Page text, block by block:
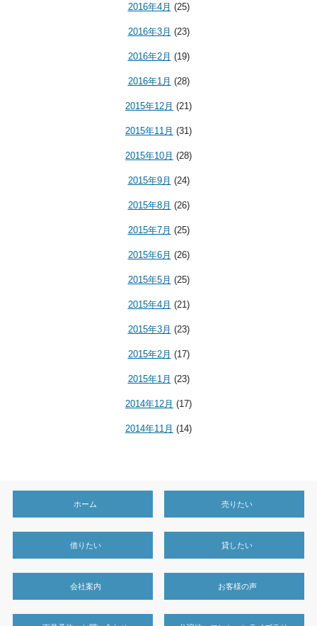
2016年4月 (25)
2016年3月 (23)
2016年2月 (19)
2016年1月 (28)
2015年12月 (21)
2015年11月 (31)
2015年10月 (28)
2015年9月 (24)
2015年8月 (26)
2015年7月 (25)
2015年6月 (26)
2015年5月 (25)
2015年4月 (21)
2015年3月 (23)
2015年2月 (17)
2015年1月 (23)
2014年12月 (17)
2014年11月 (14)
ホーム 売りたい
借りたい 貸したい
会社案内 お客様の声